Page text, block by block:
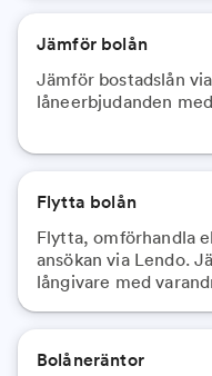
Jämför bolån
Jämför bostadslån
låneerbjudanden
Flytta bolån
Flytta, omförhandla
ansökan via Lendo.
långivare med
Bolåneräntor